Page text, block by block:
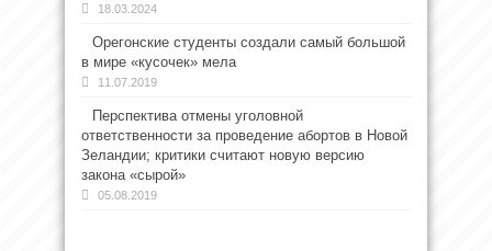
18.03.2024
Орегонские студенты создали самый большой
в мире «кусочек» мела
11.07.2019
Перспектива отмены уголовной
ответственности за проведение абортов в Новой
Зеландии; критики считают новую версию
закона «сырой»
05.08.2019